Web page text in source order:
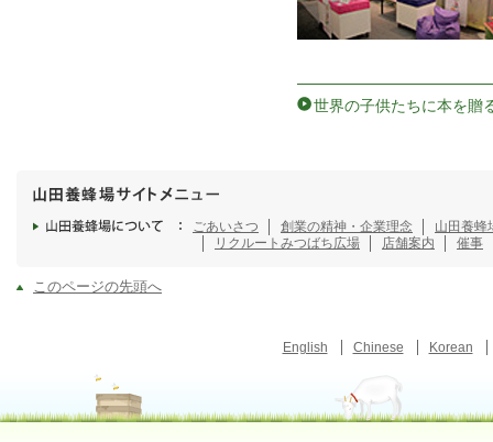
世界の子供たちに本を贈
ごあいさつ 創業の精神・企業理念
山田養蜂
リクルート みつばち広場 店舗案内 催事
このページの先頭へ
English Chinese Korean